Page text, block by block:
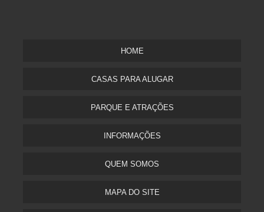
HOME
CASAS PARA ALUGAR
PARQUE E ATRAÇÕES
INFORMAÇÕES
QUEM SOMOS
MAPA DO SITE